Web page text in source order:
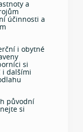
a
účinnosti a
i obytné
si
i dalšími
původní
si